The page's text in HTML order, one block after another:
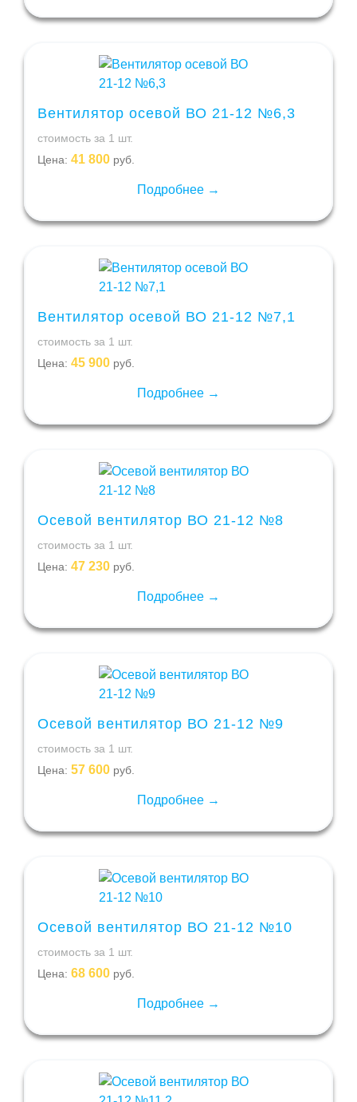
Вентилятор осевой ВО 21-12 №6,3
стоимость за 1 шт.
Цена: 41 800 руб.
Подробнее →
Вентилятор осевой ВО 21-12 №7,1
стоимость за 1 шт.
Цена: 45 900 руб.
Подробнее →
Осевой вентилятор ВО 21-12 №8
стоимость за 1 шт.
Цена: 47 230 руб.
Подробнее →
Осевой вентилятор ВО 21-12 №9
стоимость за 1 шт.
Цена: 57 600 руб.
Подробнее →
Осевой вентилятор ВО 21-12 №10
стоимость за 1 шт.
Цена: 68 600 руб.
Подробнее →